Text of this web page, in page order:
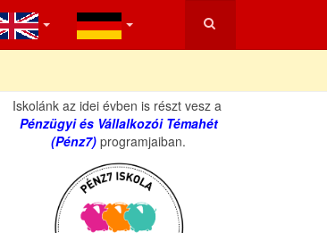
Iskolánk az idei évben is részt vesz a
Pénzügyi és Vállalkozói Témahét
(Pénz7) programjaiban.